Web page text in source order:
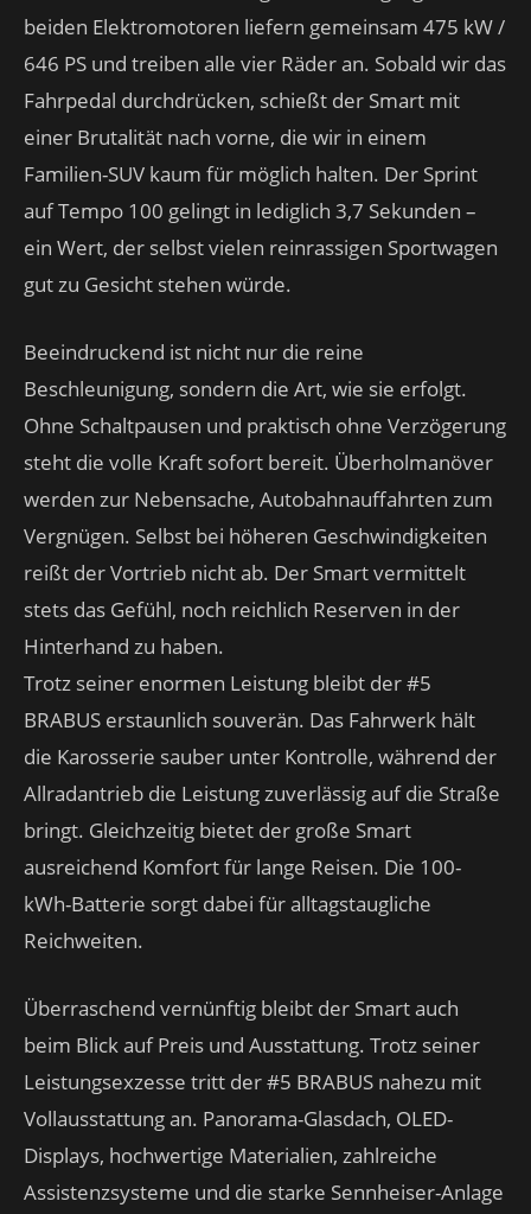
beiden Elektromotoren liefern gemeinsam 475 kW /
646 PS und treiben alle vier Räder an. Sobald wir das
Fahrpedal durchdrücken, schießt der Smart mit
einer Brutalität nach vorne, die wir in einem
Familien-SUV kaum für möglich halten. Der Sprint
auf Tempo 100 gelingt in lediglich 3,7 Sekunden –
ein Wert, der selbst vielen reinrassigen Sportwagen
gut zu Gesicht stehen würde.
Beeindruckend ist nicht nur die reine
Beschleunigung, sondern die Art, wie sie erfolgt.
Ohne Schaltpausen und praktisch ohne Verzögerung
steht die volle Kraft sofort bereit. Überholmanöver
werden zur Nebensache, Autobahnauffahrten zum
Vergnügen. Selbst bei höheren Geschwindigkeiten
reißt der Vortrieb nicht ab. Der Smart vermittelt
stets das Gefühl, noch reichlich Reserven in der
Hinterhand zu haben.
Trotz seiner enormen Leistung bleibt der #5
BRABUS erstaunlich souverän. Das Fahrwerk hält
die Karosserie sauber unter Kontrolle, während der
Allradantrieb die Leistung zuverlässig auf die Straße
bringt. Gleichzeitig bietet der große Smart
ausreichend Komfort für lange Reisen. Die 100-
kWh-Batterie sorgt dabei für alltagstaugliche
Reichweiten.
Überraschend vernünftig bleibt der Smart auch
beim Blick auf Preis und Ausstattung. Trotz seiner
Leistungsexzesse tritt der #5 BRABUS nahezu mit
Vollausstattung an. Panorama-Glasdach, OLED-
Displays, hochwertige Materialien, zahlreiche
Assistenzsysteme und die starke Sennheiser-Anlage